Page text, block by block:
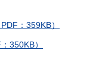
：359KB）
350KB）